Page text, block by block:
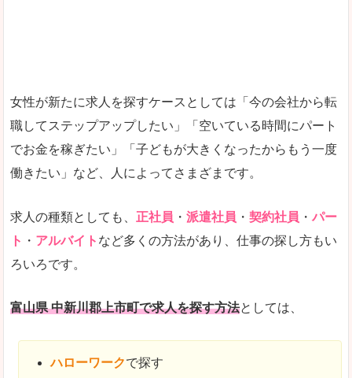
女性が新たに求人を探すケースとしては「今の会社から転
職してステップアップしたい」「空いている時間にパート
でお金を稼ぎたい」「子どもが大きくなったからもう一度
働きたい」など、人によってさまざまです。
求人の種類としても、 正社員 ・ 派遣社員 ・ 契約社員 ・ パー
ト ・ アルバイト など多くの方法があり、仕事の探し方もい
ろいろです。
富山県 中新川郡上市町で求人を探す方法としては、
ハローワークで探す